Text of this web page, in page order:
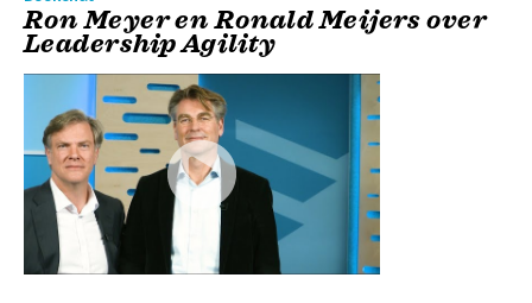
Ron Meyer en Ronald Meijers over
Leadership Agility